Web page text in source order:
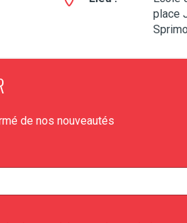
place
de nos nouveautés